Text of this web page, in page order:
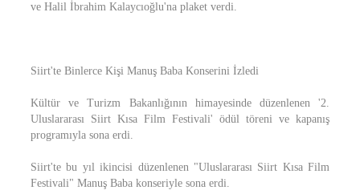
ve Halil İbrahim Kalaycıoğlu'na plaket verdi.
Siirt'te Binlerce Kişi Manuş Baba Konserini İzledi
Kültür ve Turizm Bakanlığının himayesinde düzenlenen '2.
Uluslararası Siirt Kısa Film Festivali' ödül töreni ve kapanış
programıyla sona erdi.
Siirt'te bu yıl ikincisi düzenlenen "Uluslararası Siirt Kısa Film
Festivali" Manuş Baba konseriyle sona erdi.